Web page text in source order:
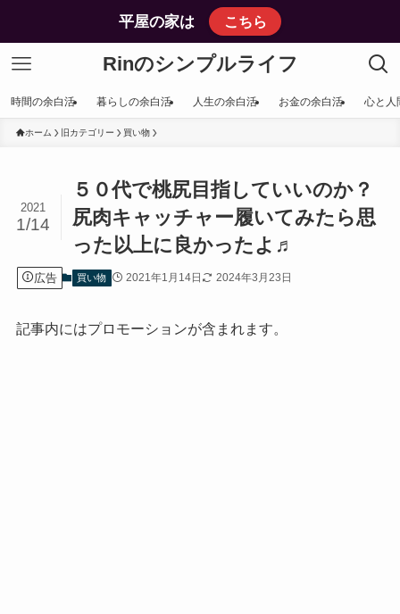
平屋の家は こちら
Rinのシンプルライフ
時間の余白活 暮らしの余白活 人生の余白活 お金の余白活 心と人
ホーム 旧カテゴリー 買い物
５０代で桃尻目指していいのか？
尻肉キャッチャー履いてみたら思
った以上に良かったよ♬
2021
1/14
広告 買い物 2021年1月14日 2024年3月23日
記事内にはプロモーションが含まれます。